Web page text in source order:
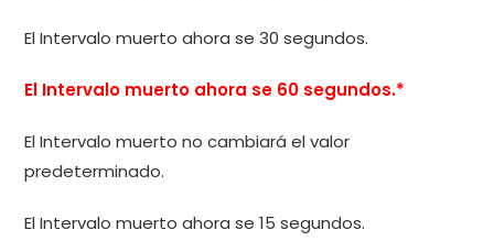
El Intervalo muerto ahora se 30 segundos.
El Intervalo muerto ahora se 60 segundos.*
El Intervalo muerto no cambiará el valor
predeterminado.
El Intervalo muerto ahora se 15 segundos.